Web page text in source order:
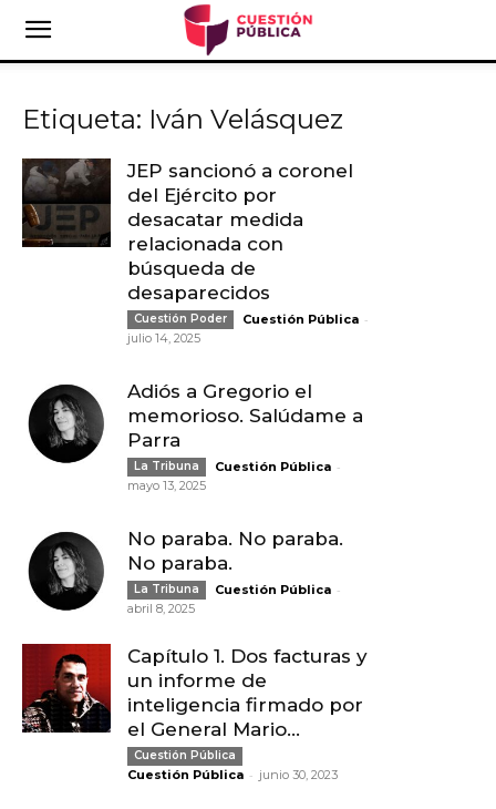
Etiqueta: Iván Velásquez
JEP sancionó a coronel
del Ejército por
desacatar medida
relacionada con
búsqueda de
desaparecidos
Cuestión Poder Cuestión Pública -
julio 14, 2025
Adiós a Gregorio el
memorioso. Salúdame a
Parra
La Tribuna Cuestión Pública -
mayo 13, 2025
No paraba. No paraba.
No paraba.
La Tribuna Cuestión Pública -
abril 8, 2025
Capítulo 1. Dos facturas y
un informe de
inteligencia firmado por
el General Mario...
Cuestión Pública
Cuestión Pública - junio 30, 2023